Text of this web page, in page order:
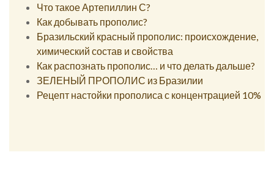
Что такое Артепиллин С?
Как добывать прополис?
Бразильский красный прополис: происхождение,
химический состав и свойства
Как распознать прополис… и что делать дальше?
ЗЕЛЕНЫЙ ПРОПОЛИС из Бразилии
Рецепт настойки прополиса с концентрацией 10%